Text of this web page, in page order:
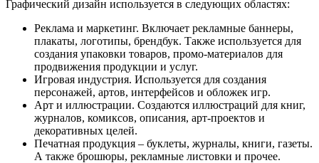
Графический дизайн используется в следующих областях:
Реклама и маркетинг. Включает рекламные баннеры,
плакаты, логотипы, брендбук. Также используется для
создания упаковки товаров, промо-материалов для
продвижения продукции и услуг.
Игровая индустрия. Используется для создания
персонажей, артов, интерфейсов и обложек игр.
Арт и иллюстрации. Создаются иллюстраций для книг,
журналов, комиксов, описания, арт-проектов и
декоративных целей.
Печатная продукция – буклеты, журналы, книги, газеты.
А также брошюры, рекламные листовки и прочее.